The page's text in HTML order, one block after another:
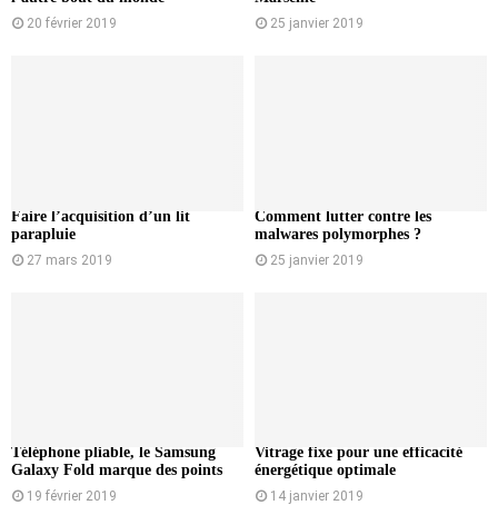
20 février 2019 25 janvier 2019
Faire l’acquisition d’un lit
parapluie
27 mars 2019
Comment lutter contre les
malwares polymorphes ?
25 janvier 2019
Téléphone pliable, le Samsung
Galaxy Fold marque des points
19 février 2019
Vitrage fixe pour une efficacité
énergétique optimale
14 janvier 2019